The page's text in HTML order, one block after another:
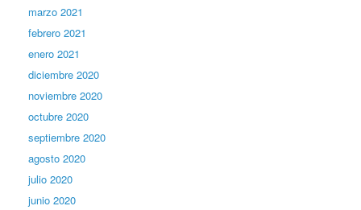
marzo 2021
febrero 2021
enero 2021
diciembre 2020
noviembre 2020
octubre 2020
septiembre 2020
agosto 2020
julio 2020
junio 2020